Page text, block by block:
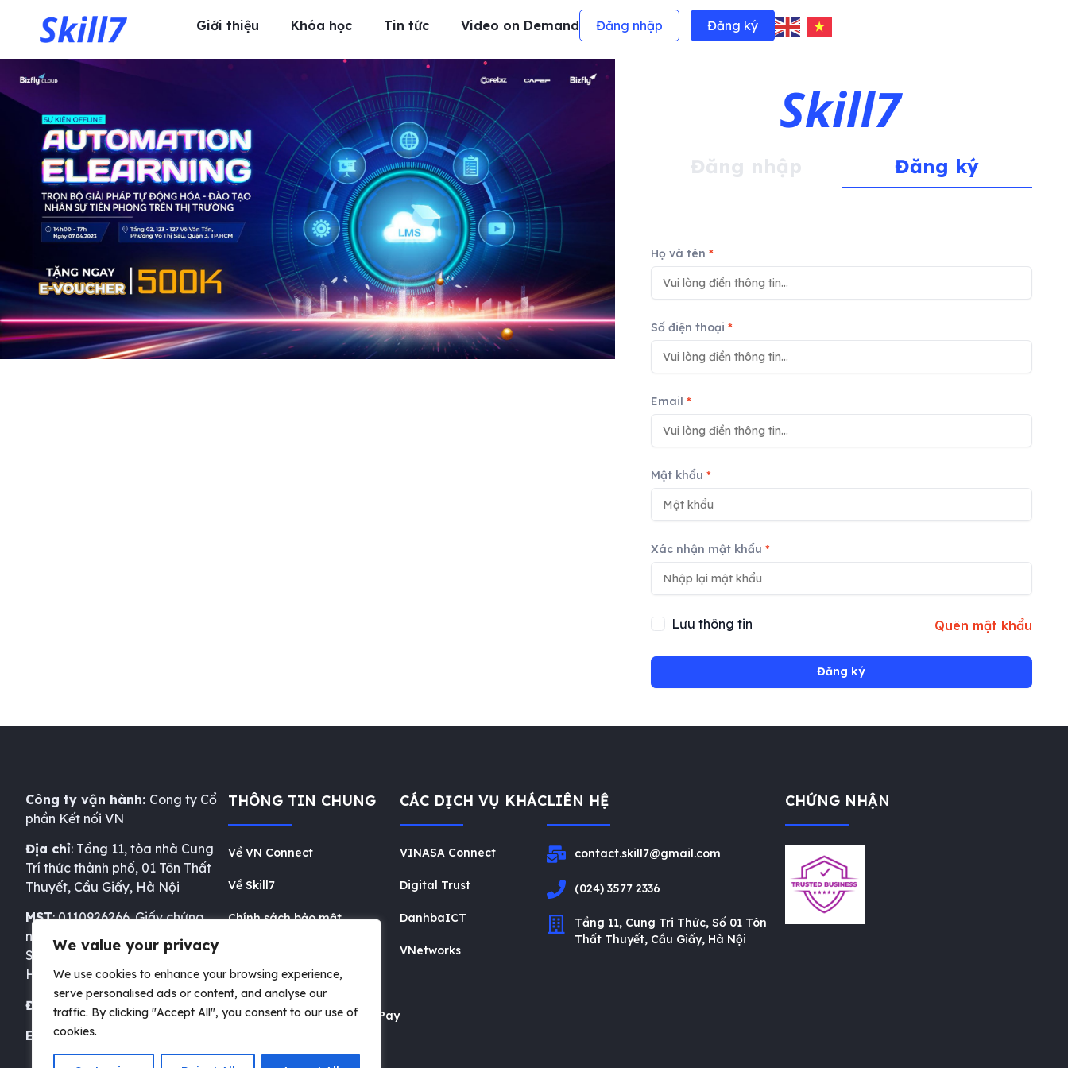
We value your privacy
We use cookies to enhance your browsing experience,
serve personalised ads or content, and analyse our
traffic. By clicking "Accept All", you consent to our use of
cookies.
Giới thiệu Khóa học Tin tức Video on Demand Đăng nhập Đăng ký
Đăng nhập Đăng ký
Họ và tên *
Số điện thoại *
Email *
Mật khẩu *
Xác nhận mật khẩu *
Lưu thông tin Quên mật khẩu
Đăng ký
Công ty vận hành: Công ty Cổ
phần Kết nối VN
Địa chỉ: Tầng 11, tòa nhà Cung
Trí thức thành phố, 01 Tôn Thất
Thuyết, Cầu Giấy, Hà Nội
MST: 0110926266. Giấy chứng
nhận đăng ký doanh nghiệp do
Sở Kế hoạch Đầu tư Thành phố
Hà Nội cấp ngày 03/01/2025
Điện thoại: 024.35772337
Email: support@skill7.online
THÔNG TIN CHUNG
Về VN Connect
Về Skill7
Chính sách bảo mật
Chính sách thanh toán
Hướng dẫn thanh toán VNPay
CÁC DỊCH VỤ KHÁC
VINASA Connect
Digital Trust
DanhbaICT
VNetworks
LIÊN HỆ
contact.skill7@gmail.com
(024) 3577 2336
Tầng 11, Cung Tri Thức, Số 01 Tôn
Thất Thuyết, Cầu Giấy, Hà Nội
CHỨNG NHẬN